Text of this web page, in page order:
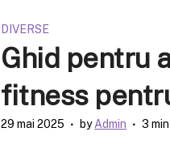
DIVERSE
Ghid pentru
fitness
29 mai 2025 byAdmin 3